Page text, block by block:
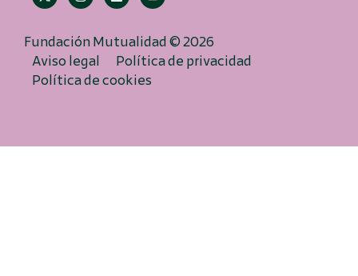
Fundación Mutualidad © 2026
Aviso legal
Política de privacidad
Política de cookies